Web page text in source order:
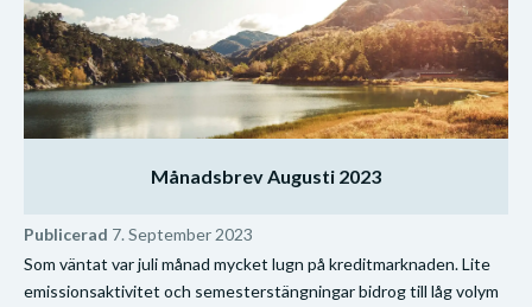
Månadsbrev Augusti 2023
Publicerad 7. September 2023
Som väntat var juli månad mycket lugn på kreditmarknaden. Lite
emissionsaktivitet och semesterstängningar bidrog till låg volym